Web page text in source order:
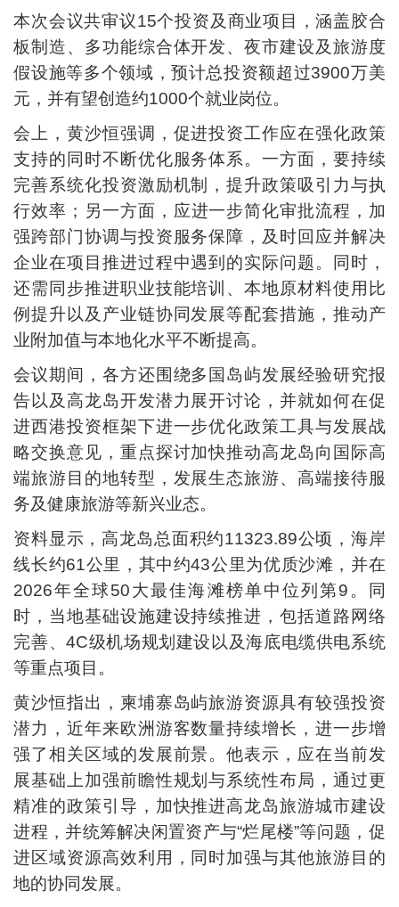
本次会议共审议15个投资及商业项目，涵盖胶合
板制造、多功能综合体开发、夜市建设及旅游度
假设施等多个领域，预计总投资额超过3900万美
元，并有望创造约1000个就业岗位。
会上，黄沙恒强调，促进投资工作应在强化政策
支持的同时不断优化服务体系。一方面，要持续
完善系统化投资激励机制，提升政策吸引力与执
行效率；另一方面，应进一步简化审批流程，加
强跨部门协调与投资服务保障，及时回应并解决
企业在项目推进过程中遇到的实际问题。同时，
还需同步推进职业技能培训、本地原材料使用比
例提升以及产业链协同发展等配套措施，推动产
业附加值与本地化水平不断提高。
会议期间，各方还围绕多国岛屿发展经验研究报
告以及高龙岛开发潜力展开讨论，并就如何在促
进西港投资框架下进一步优化政策工具与发展战
略交换意见，重点探讨加快推动高龙岛向国际高
端旅游目的地转型，发展生态旅游、高端接待服
务及健康旅游等新兴业态。
资料显示，高龙岛总面积约11323.89公顷，海岸
线长约61公里，其中约43公里为优质沙滩，并在
2026年全球50大最佳海滩榜单中位列第9。同
时，当地基础设施建设持续推进，包括道路网络
完善、4C级机场规划建设以及海底电缆供电系统
等重点项目。
黄沙恒指出，柬埔寨岛屿旅游资源具有较强投资
潜力，近年来欧洲游客数量持续增长，进一步增
强了相关区域的发展前景。他表示，应在当前发
展基础上加强前瞻性规划与系统性布局，通过更
精准的政策引导，加快推进高龙岛旅游城市建设
进程，并统筹解决闲置资产与“烂尾楼”等问题，促
进区域资源高效利用，同时加强与其他旅游目的
地的协同发展。